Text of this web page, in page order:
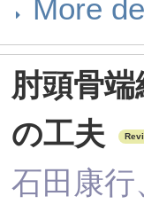
More
肘頭骨
の工夫
石田康